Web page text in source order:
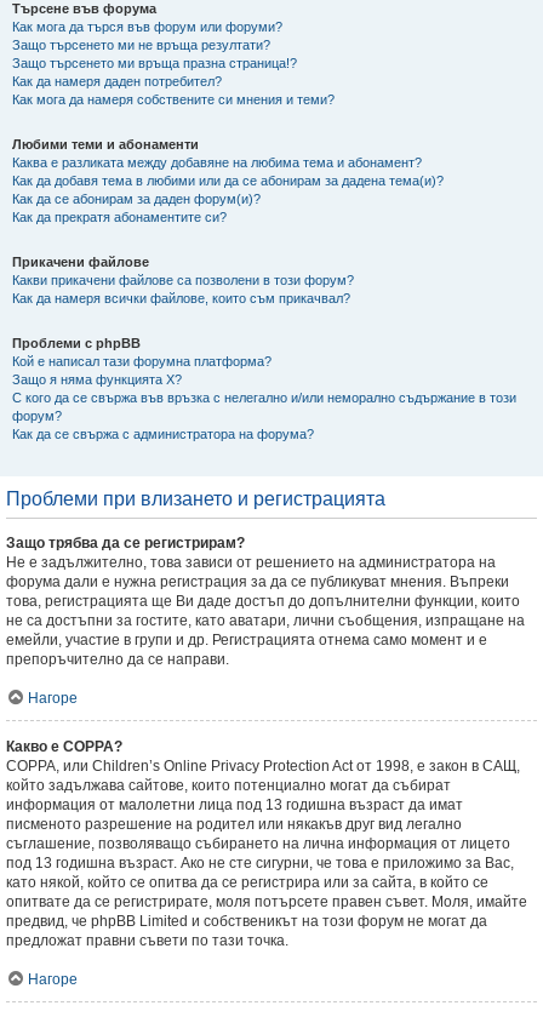
Търсене във форума
Как мога да търся във форум или форуми?
Защо търсенето ми не връща резултати?
Защо търсенето ми връща празна страница!?
Как да намеря даден потребител?
Как мога да намеря собствените си мнения и теми?
Любими теми и абонаменти
Каква е разликата между добавяне на любима тема и абонамент?
Как да добавя тема в любими или да се абонирам за дадена тема(и)?
Как да се абонирам за даден форум(и)?
Как да прекратя абонаментите си?
Прикачени файлове
Какви прикачени файлове са позволени в този форум?
Как да намеря всички файлове, които съм прикачвал?
Проблеми с phpBB
Кой е написал тази форумна платформа?
Защо я няма функцията X?
С кого да се свържа във връзка с нелегално и/или неморално съдържание в този
форум?
Как да се свържа с администратора на форума?
Проблеми при влизането и регистрацията
Защо трябва да се регистрирам?
Не е задължително, това зависи от решението на администратора на
форума дали е нужна регистрация за да се публикуват мнения. Въпреки
това, регистрацията ще Ви даде достъп до допълнителни функции, които
не са достъпни за гостите, като аватари, лични съобщения, изпращане на
емейли, участие в групи и др. Регистрацията отнема само момент и е
препоръчително да се направи.
Нагоре
Какво е COPPA?
COPPA, или Children’s Online Privacy Protection Act от 1998, е закон в САЩ,
който задължава сайтове, които потенциално могат да събират
информация от малолетни лица под 13 годишна възраст да имат
писменото разрешение на родител или някакъв друг вид легално
съглашение, позволяващо събирането на лична информация от лицето
под 13 годишна възраст. Ако не сте сигурни, че това е приложимо за Вас,
като някой, който се опитва да се регистрира или за сайта, в който се
опитвате да се регистрирате, моля потърсете правен съвет. Моля, имайте
предвид, че phpBB Limited и собственикът на този форум не могат да
предложат правни съвети по тази точка.
Нагоре